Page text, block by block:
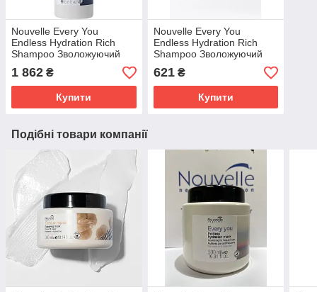
Nouvelle Every You
Endless Hydration Rich
Shampoo Зволожуючий
шампунь для
нормального та густого
волосся 1 л.
1 862 ₴
Купити
Nouvelle Every You
Endless Hydration Rich
Shampoo Зволожуючий
шампунь для
нормального та густого
волосся 250мл
621₴
Купити
Подібні товари компанії